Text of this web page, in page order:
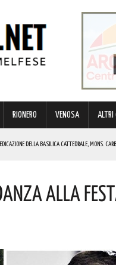
RIONERO VENOSA ALTRI
DELLA BASILICA CATTEDRALE, MONS.
I CONCERTI DEI DIK DIK E DI GABBANI PER IL GRAN
CINQUE NON È IN REGOLA: “IL PROBLEMA
ALLA